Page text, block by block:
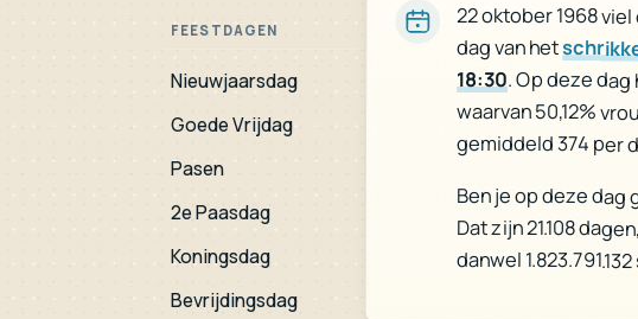
FEESTDAGEN
Nieuwjaarsdag
Goede Vrijdag
Pasen
2e Paasdag
Koningsdag
Bevrijdingsdag
22 oktober 1968
dag van het
18:30. Op deze
waarvan 50,12%
gemiddeld 374 per
Ben je op deze dag
Dat zijn 21.108
danwel